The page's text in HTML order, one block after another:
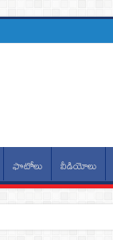
ఫొటోలు వీడియోలు